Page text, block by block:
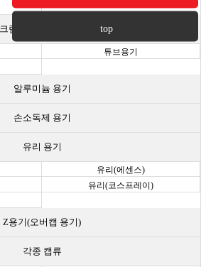
top
크림용기 JAR & 튜브
튜브용기
알루미늄 용기
손소독제 용기
유리 용기
유리(에센스)
유리(코스프레이)
Z용기(오버캡 용기)
각종 캡류